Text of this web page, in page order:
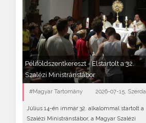
Péliföldszentkereszt - Elstartolt a 32.
Szalézi Ministránstábor
#Magyar Tartomány 2026-07-15, Szerda
Július 14-én immár 32. alkalommal startolt a
Szalézi Ministránstábor, a Magyar Szalézi